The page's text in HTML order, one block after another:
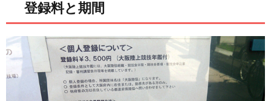
登録料と期間